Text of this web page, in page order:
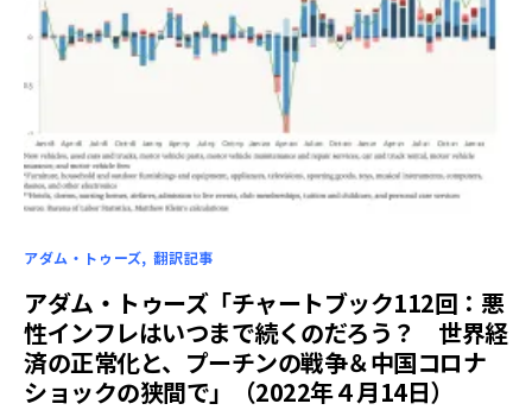
アダム・トゥーズ 翻訳記事
アダム・トゥーズ「チャートブック112回：悪
性インフレはいつまで続くのだろう？ 世界経
済の正常化と、プーチンの戦争＆中国コロナ
ショックの狭間で」（2022年４月14日）